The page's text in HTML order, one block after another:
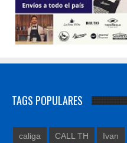
TAGS POPULARES
caliga CALL TH Ivan